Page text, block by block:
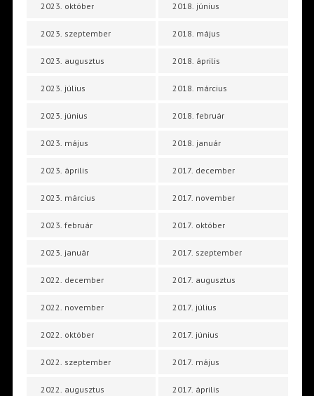
2023. október
2023. szeptember
2023. augusztus
2023. július
2023. június
2023. május
2023. április
2023. március
2023. február
2023. január
2022. december
2022. november
2022. október
2022. szeptember
2022. augusztus
2018. június
2018. május
2018. április
2018. március
2018. február
2018. január
2017. december
2017. november
2017. október
2017. szeptember
2017. augusztus
2017. július
2017. június
2017. május
2017. április